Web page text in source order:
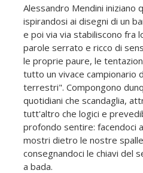
Alessandro Mendini iniziano
ispirandosi ai disegni di un
e poi via via stabiliscono fra
parole serrato e ricco di
le proprie paure, le
tutto un vivace campionario
terrestri". Compongono
quotidiani che scandaglia,
tutt'altro che logici e
profondo sentire: facendoci
mostri dietro le nostre
consegnandoci le chiavi del
a bada.